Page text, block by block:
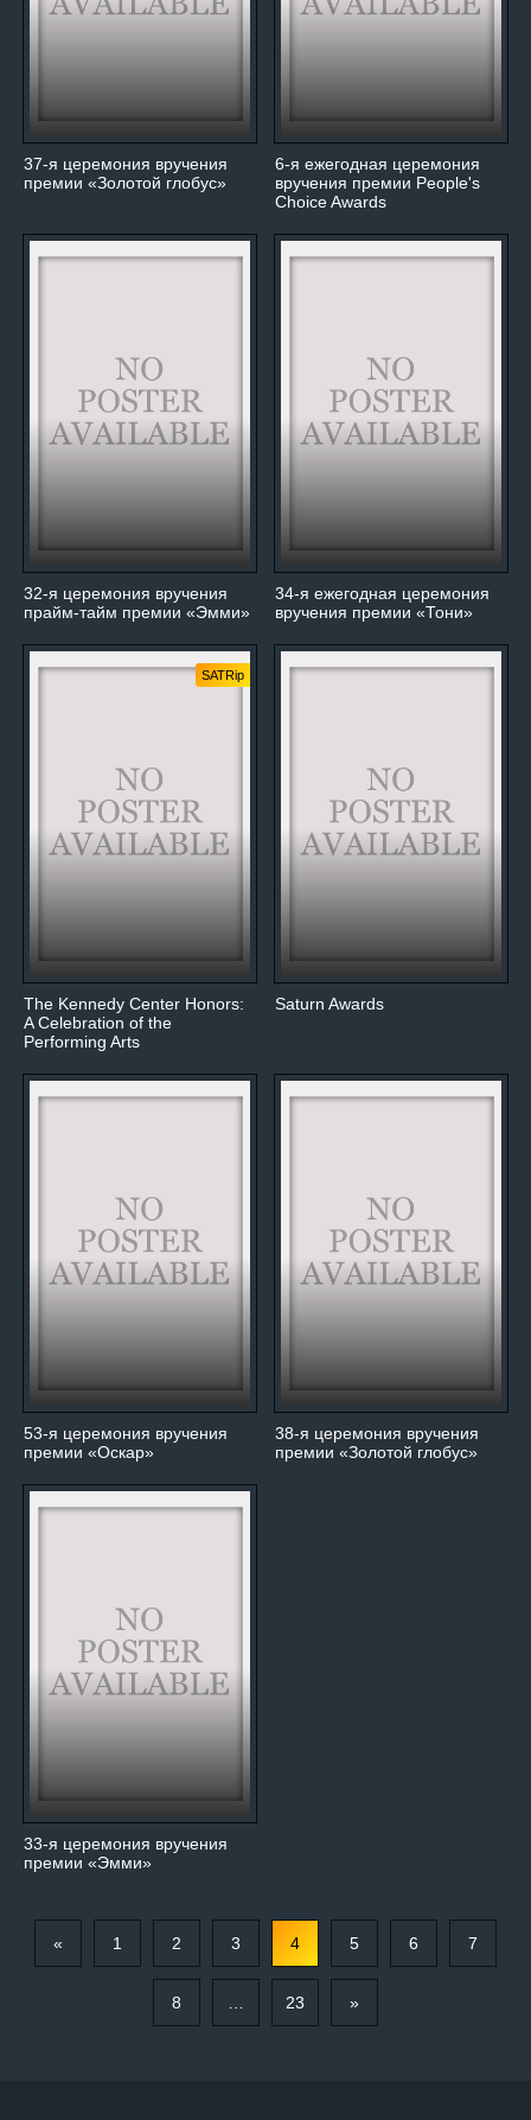
37-я церемония вручения
премии «Золотой глобус»
6-я ежегодная церемония
вручения премии People's
Choice Awards
32-я церемония вручения
прайм-тайм премии «Эмми»
34-я ежегодная церемония
вручения премии «Тони»
The Kennedy Center Honors:
A Celebration of the
Performing Arts
SATRip
Saturn Awards
53-я церемония вручения
премии «Оскар»
38-я церемония вручения
премии «Золотой глобус»
33-я церемония вручения
премии «Эмми»
« 1 2 3 4 5 6 7
8 … 23 »